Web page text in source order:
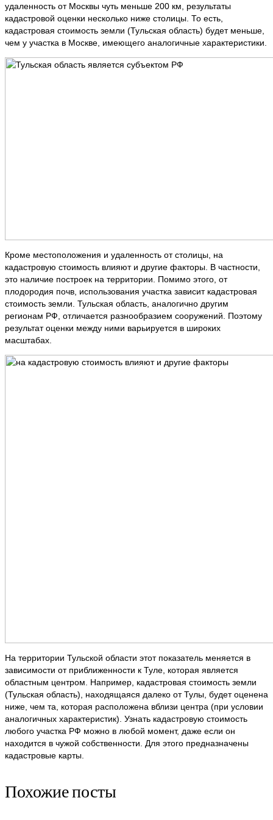
удаленность от Москвы чуть меньше 200 км, результаты
кадастровой оценки несколько ниже столицы. То есть,
кадастровая стоимость земли (Тульская область) будет меньше,
чем у участка в Москве, имеющего аналогичные характеристики.
Кроме местоположения и удаленность от столицы, на
кадастровую стоимость влияют и другие факторы. В частности,
это наличие построек на территории. Помимо этого, от
плодородия почв, использования участка зависит кадастровая
стоимость земли. Тульская область, аналогично другим
регионам РФ, отличается разнообразием сооружений. Поэтому
результат оценки между ними варьируется в широких
масштабах.
На территории Тульской области этот показатель меняется в
зависимости от приближенности к Туле, которая является
областным центром. Например, кадастровая стоимость земли
(Тульская область), находящаяся далеко от Тулы, будет оценена
ниже, чем та, которая расположена вблизи центра (при условии
аналогичных характеристик). Узнать кадастровую стоимость
любого участка РФ можно в любой момент, даже если он
находится в чужой собственности. Для этого предназначены
кадастровые карты.
Похожие посты